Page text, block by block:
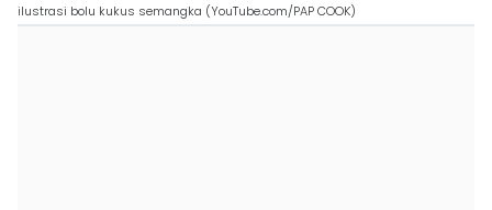
ilustrasi bolu kukus semangka (YouTube.com/PAP COOK)